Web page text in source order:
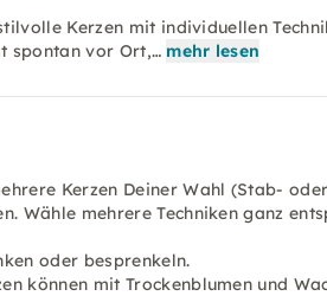
Kerzen mit individuellen
spontan vor Ort,… mehr lesen
Kerzen Deiner Wahl (Stab- oder
Wähle mehrere Techniken ganz
oder besprenkeln.
können mit Trockenblumen und